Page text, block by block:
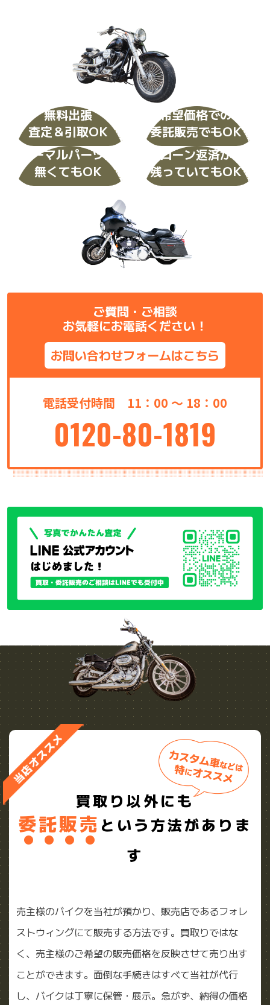
ハーレー買取名古屋
高価買取
委託販売も
お任せください
無料出張
査定＆引取OK
希望価格での
委託販売でもOK
ノーマルパーツが
無くてもOK
ローン返済が
残っていてもOK
ご質問・ご相談
お気軽にお電話ください！
お問い合わせフォームはこちら
電話受付時間 11：00 ～ 18：00
0120-80-1819
買取り以外にも
委託販売 という方法がありま
す
売主様のバイクを当社が預かり、販売店であるフォレ
ストウィングにて販売する方法です。買取りではな
く、売主様のご希望の販売価格を反映させて売り出す
ことができます。面倒な手続きはすべて当社が代行
し、バイクは丁寧に保管・展示。急がず、納得の価格